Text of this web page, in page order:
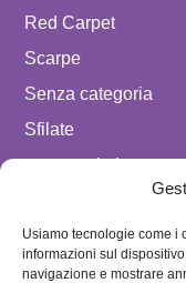
Usiamo tecnologie come i
informazioni sul
navigazione e mostrare
Red Carpet
Scarpe
Senza categoria
Sfilate
spostare in luxury
Uomo